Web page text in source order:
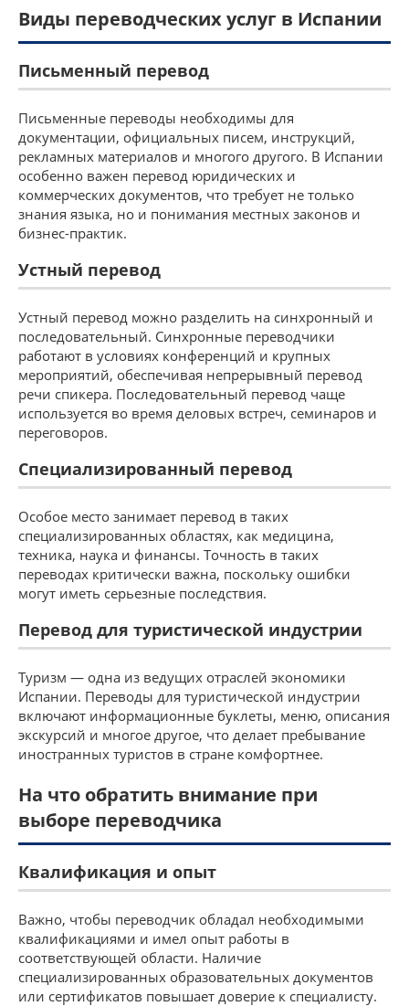
Виды переводческих услуг в Испании
Письменный перевод
Письменные переводы необходимы для
документации, официальных писем, инструкций,
рекламных материалов и многого другого. В Испании
особенно важен перевод юридических и
коммерческих документов, что требует не только
знания языка, но и понимания местных законов и
бизнес-практик.
Устный перевод
Устный перевод можно разделить на синхронный и
последовательный. Синхронные переводчики
работают в условиях конференций и крупных
мероприятий, обеспечивая непрерывный перевод
речи спикера. Последовательный перевод чаще
используется во время деловых встреч, семинаров и
переговоров.
Специализированный перевод
Особое место занимает перевод в таких
специализированных областях, как медицина,
техника, наука и финансы. Точность в таких
переводах критически важна, поскольку ошибки
могут иметь серьезные последствия.
Перевод для туристической индустрии
Туризм — одна из ведущих отраслей экономики
Испании. Переводы для туристической индустрии
включают информационные буклеты, меню, описания
экскурсий и многое другое, что делает пребывание
иностранных туристов в стране комфортнее.
На что обратить внимание при
выборе переводчика
Квалификация и опыт
Важно, чтобы переводчик обладал необходимыми
квалификациями и имел опыт работы в
соответствующей области. Наличие
специализированных образовательных документов
или сертификатов повышает доверие к специалисту.